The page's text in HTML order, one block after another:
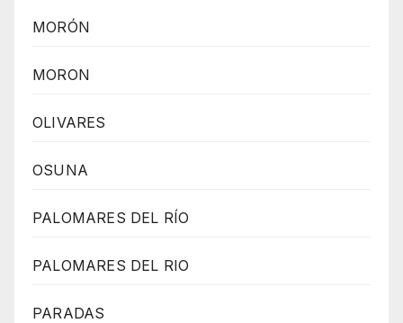
MORÓN
MORON
OLIVARES
OSUNA
PALOMARES DEL RÍO
PALOMARES DEL RIO
PARADAS